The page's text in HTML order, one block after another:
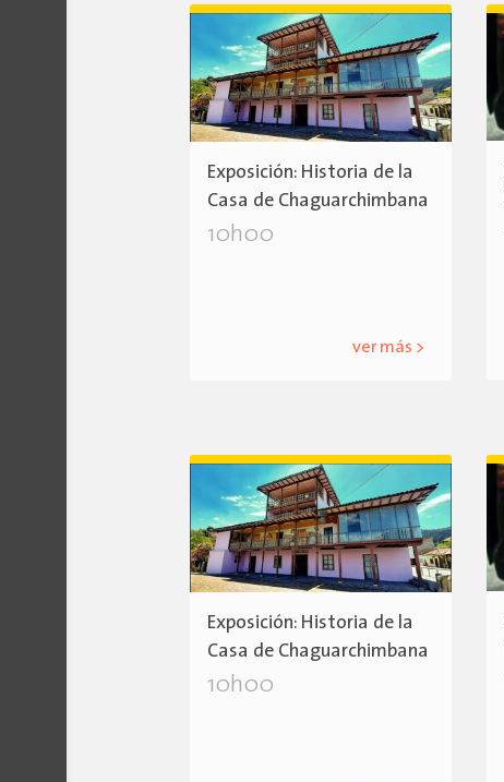
Exposición: Historia de la
Casa de Chaguarchimbana
10h00
ver más >
Exposición: Historia de la
Casa de Chaguarchimbana
10h00